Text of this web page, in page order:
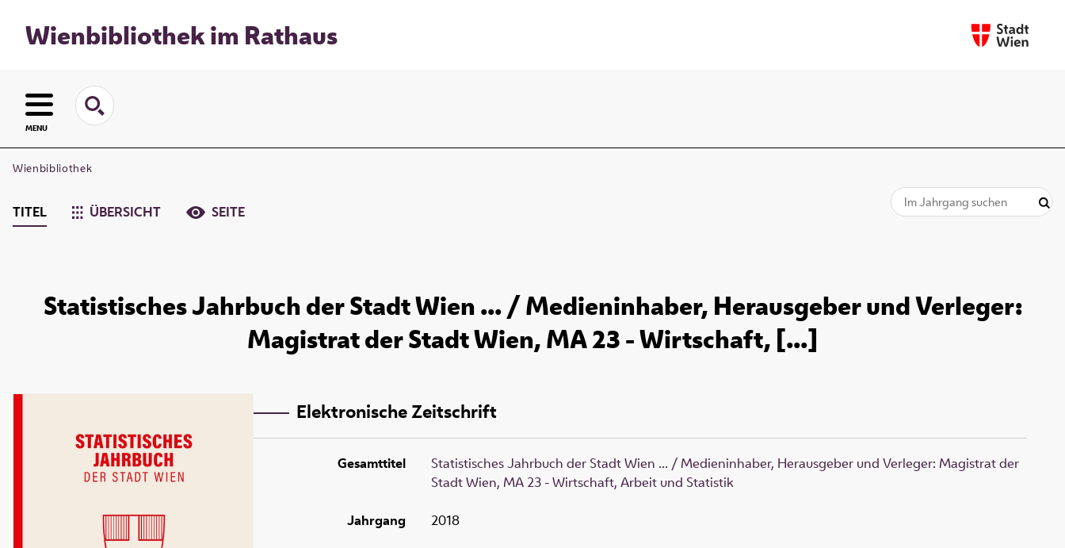
Wienbibliothek im Rathaus
MENU
Wienbibliothek
TITEL ÜBERSICHT SEITE
Statistisches Jahrbuch der Stadt Wien ... / Medieninhaber, Herausgeber und Verleger:
Magistrat der Stadt Wien, MA 23 - Wirtschaft, [...]
Elektronische Zeitschrift
Gesamttitel
Statistisches Jahrbuch der Stadt Wien ... / Medieninhaber, Herausgeber und Verleger: Magistrat der
Stadt Wien, MA 23 - Wirtschaft, Arbeit und Statistik
Jahrgang 2018